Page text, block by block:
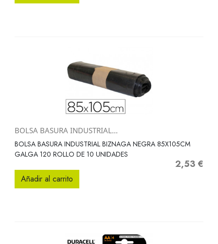
BOLSA BASURA INDUSTRIAL...
BOLSA BASURA INDUSTRIAL BIZNAGA NEGRA 85X105CM
GALGA 120 ROLLO DE 10 UNIDADES
Precio
2,53 €
Añadir al carrito